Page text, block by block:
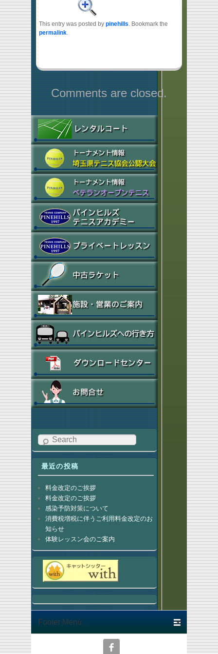
This entry was posted by pinehills . Bookmark the
permalink.
Comments are closed.
Search
最近の投稿
料金改定のご挨拶
料金改定のご挨拶
感染予防対策について
消費税増税に伴うご利用料金改定のお
知らせ
体験レッスン会のご案内